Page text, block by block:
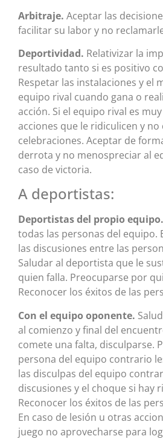
Arbitraje. Aceptar las
facilitar su labor y no
Deportividad. Relativizar la
resultado tanto si es positivo
Respetar las instalaciones y el
equipo rival cuando gana o
acción. Si el equipo rival es
acciones que le ridiculicen y no
celebraciones. Aceptar de
derrota y no menospreciar al
caso de victoria.
A deportistas:
Deportistas del propio equipo.
todas las personas del equipo.
las discusiones entre las
Saludar al deportista que le
quien falla. Preocuparse por
Reconocer los éxitos de las
Con el equipo oponente.
al comienzo y final del
comete una falta, disculparse.
persona del equipo contrario
las disculpas del equipo
discusiones y el choque si hay
Reconocer los éxitos de las
En caso de lesión u otras
juego no aprovecharse para